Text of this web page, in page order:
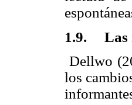
1.9. Las
Dellwo
los